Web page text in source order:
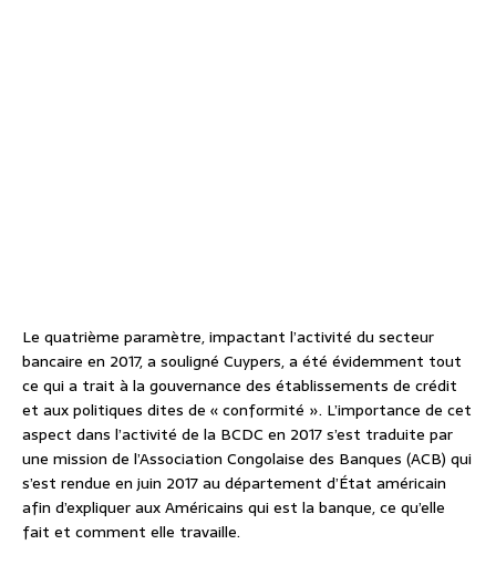
Le quatrième paramètre, impactant l’activité du secteur
bancaire en 2017, a souligné Cuypers, a été évidemment tout
ce qui a trait à la gouvernance des établissements de crédit
et aux politiques dites de « conformité ». L’importance de cet
aspect dans l’activité de la BCDC en 2017 s’est traduite par
une mission de l’Association Congolaise des Banques (ACB) qui
s’est rendue en juin 2017 au département d’État américain
afin d’expliquer aux Américains qui est la banque, ce qu’elle
fait et comment elle travaille.